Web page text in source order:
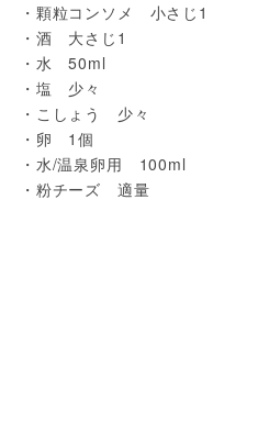
・顆粒コンソメ　小さじ1
・酒　大さじ1
・水　50ml
・塩　少々
・こしょう　少々
・卵　1個
・水/温泉卵用　100ml
・粉チーズ　適量